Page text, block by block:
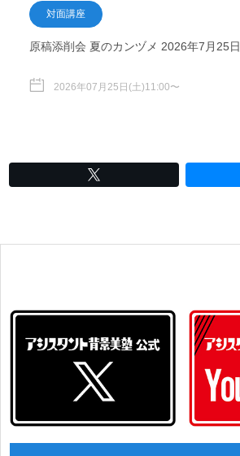
対面講座
原稿添削会 夏のカンヅメ 2026年7月25日
2026年07月25日(土)11:00〜